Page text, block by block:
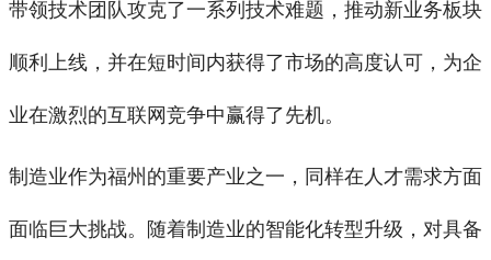
带领技术团队攻克了一系列技术难题，推动新业务板块
顺利上线，并在短时间内获得了市场的高度认可，为企
业在激烈的互联网竞争中赢得了先机。
制造业作为福州的重要产业之一，同样在人才需求方面
面临巨大挑战。随着制造业的智能化转型升级，对具备